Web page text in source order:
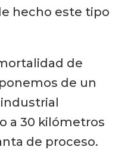
hecho este tipo
de
de un
a 30 kilómetros
de proceso.